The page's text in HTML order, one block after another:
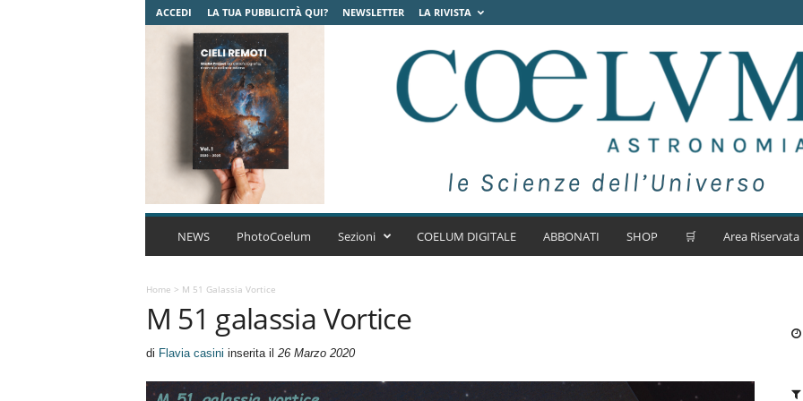
ACCEDI LA TUA PUBBLICITÀ QUI? NEWSLETTER LA RIVISTA
C
m
A
r
NEWS PhotoCoelum Sezioni COELUM DIGITALE ABBONATI SHOP 🛒 Area Riservata
Home > M 51 Galassia Vortice
M 51 galassia Vortice
di Flavia casini inserita il 26 Marzo 2020